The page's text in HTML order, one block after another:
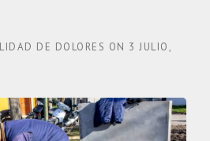
DE DOLORES ON 3 JULIO,